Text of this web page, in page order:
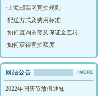
·上海邮票网竞拍规则
·配送方式及费用标准
·如何查询余额及保证金互转
·如何获得竞拍额度
2022年国庆节放假通知